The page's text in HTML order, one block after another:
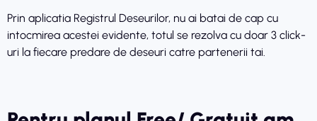
Prin aplicatia Registrul Deseurilor, nu ai batai de cap cu
intocmirea acestei evidente, totul se rezolva cu doar 3 click-
uri la fiecare predare de deseuri catre partenerii tai.